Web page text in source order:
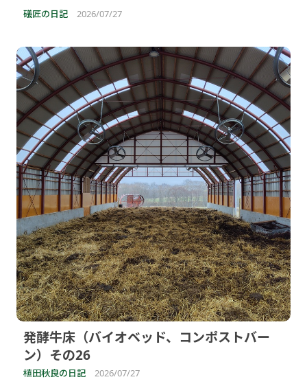
礒匠の日記 2026/07/27
発酵牛床（バイオベッド、コンポストバー
ン）その26
植田秋良の日記 2026/07/27